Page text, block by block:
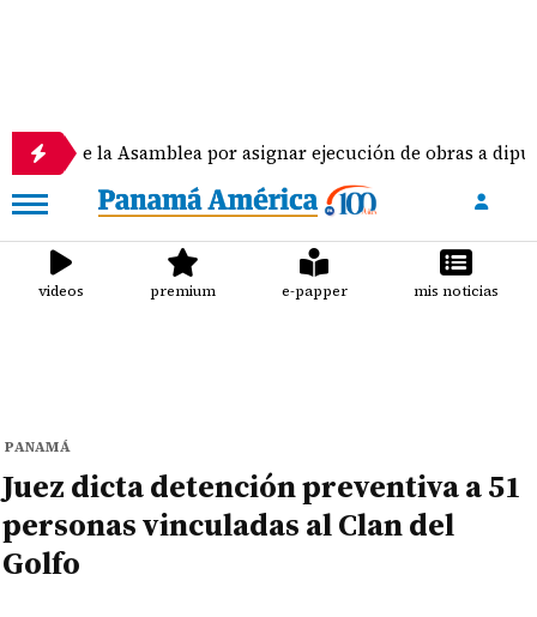
la Asamblea por asignar ejecución de obras a diputados
videos premium e-papper mis noticias
PANAMÁ
Juez dicta detención preventiva a 51
personas vinculadas al Clan del
Golfo